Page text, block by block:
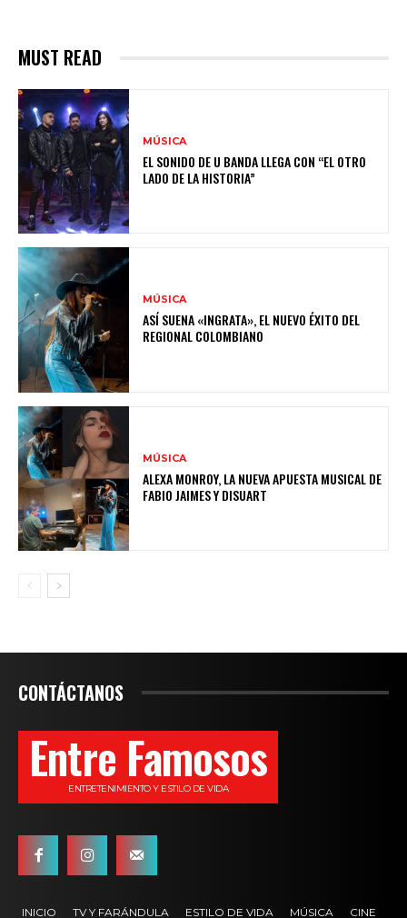
MUST READ
MÚSICA
EL SONIDO DE U BANDA LLEGA CON “EL OTRO
LADO DE LA HISTORIA”
MÚSICA
ASÍ SUENA «INGRATA», EL NUEVO ÉXITO DEL
REGIONAL COLOMBIANO
MÚSICA
ALEXA MONROY, LA NUEVA APUESTA MUSICAL DE
FABIO JAIMES Y DISUART
CONTÁCTANOS
Entre Famosos
ENTRETENIMIENTO Y ESTILO DE VIDA
INICIO TV Y FARÁNDULA ESTILO DE VIDA MÚSICA CINE